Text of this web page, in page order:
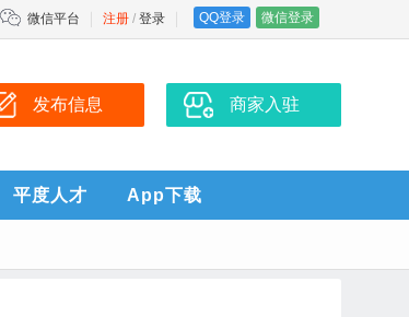
注册 / 登录 QQ登录 微信登录
微信平台
发布信息 商家入驻
平度人才 App下载